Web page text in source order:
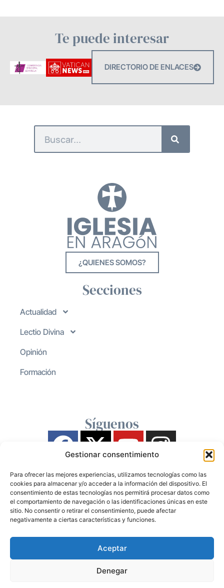
Gestionar consentimiento
Para ofrecer las mejores experiencias, utilizamos tecnologías como las
cookies para almacenar y/o acceder a la información del dispositivo. El
consentimiento de estas tecnologías nos permitirá procesar datos como
el comportamiento de navegación o las identificaciones únicas en este
sitio. No consentir o retirar el consentimiento, puede afectar
negativamente a ciertas características y funciones.
Aceptar
Denegar
Te puede interesar
DIRECTORIO DE ENLACES
¿QUIENES SOMOS?
Secciones
Actualidad
Lectio Divina
Opinión
Formación
Síguenos